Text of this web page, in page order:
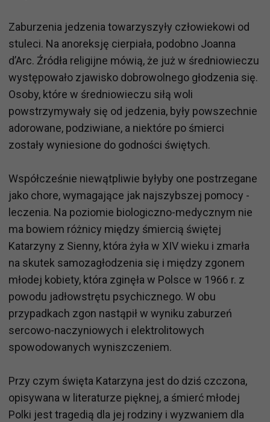
Zaburzenia jedzenia towarzyszyły człowiekowi od
stuleci. Na anoreksję cierpiała, podobno Joanna
d’Arc. Źródła religijne mówią, że już w średniowieczu
występowało zjawisko dobrowolnego głodzenia się.
Osoby, które w średniowieczu siłą woli
powstrzymywały się od jedzenia, były powszechnie
adorowane, podziwiane, a niektóre po śmierci
zostały wyniesione do godności świętych.
Współcześnie niewątpliwie byłyby one postrzegane
jako chore, wymagające jak najszybszej pomocy -
leczenia. Na poziomie biologiczno-medycznym nie
ma bowiem różnicy między śmiercią świętej
Katarzyny z Sienny, która żyła w XIV wieku i zmarła
na skutek samozagłodzenia się i między zgonem
młodej kobiety, która zginęła w Polsce w 1966 r. z
powodu jadłowstrętu psychicznego. W obu
przypadkach zgon nastąpił w wyniku zaburzeń
sercowo-naczyniowych i elektrolitowych
spowodowanych wyniszczeniem.
Przy czym święta Katarzyna jest do dziś czczona,
opisywana w literaturze pięknej, a śmierć młodej
Polki jest tragedią dla jej rodziny i wyzwaniem dla